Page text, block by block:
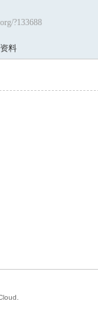
?133688
料